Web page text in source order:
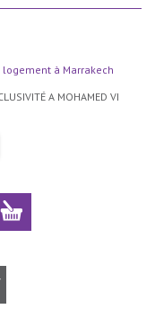
logement à Marrakech
A MOHAMED VI